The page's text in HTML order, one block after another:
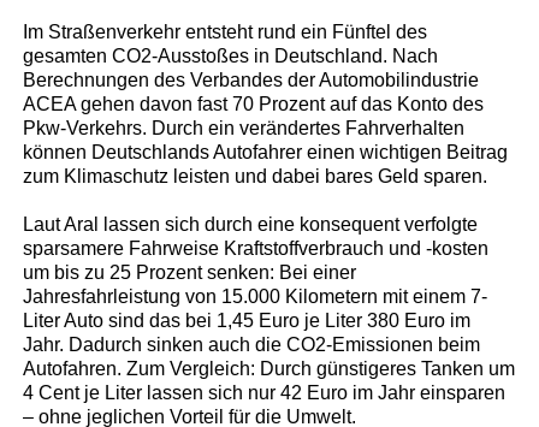
Im Straßenverkehr entsteht rund ein Fünftel des
gesamten CO2-Ausstoßes in Deutschland. Nach
Berechnungen des Verbandes der Automobilindustrie
ACEA gehen davon fast 70 Prozent auf das Konto des
Pkw-Verkehrs. Durch ein verändertes Fahrverhalten
können Deutschlands Autofahrer einen wichtigen Beitrag
zum Klimaschutz leisten und dabei bares Geld sparen.
Laut Aral lassen sich durch eine konsequent verfolgte
sparsamere Fahrweise Kraftstoffverbrauch und -kosten
um bis zu 25 Prozent senken: Bei einer
Jahresfahrleistung von 15.000 Kilometern mit einem 7-
Liter Auto sind das bei 1,45 Euro je Liter 380 Euro im
Jahr. Dadurch sinken auch die CO2-Emissionen beim
Autofahren. Zum Vergleich: Durch günstigeres Tanken um
4 Cent je Liter lassen sich nur 42 Euro im Jahr einsparen
– ohne jeglichen Vorteil für die Umwelt.